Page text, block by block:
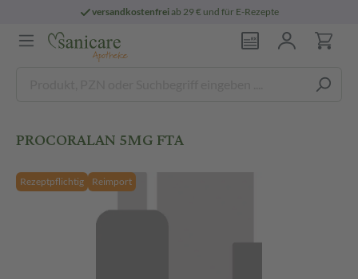
versandkostenfreiab 29 € und für E-Rezepte
PROCORALAN 5MG FTA
Rezeptpflichtig Reimport